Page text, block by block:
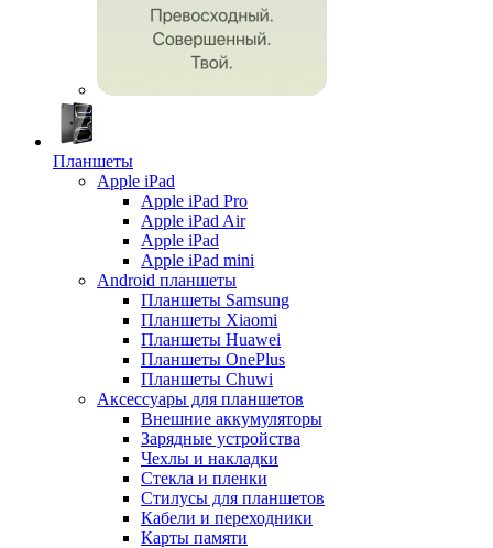
Планшеты
Apple iPad
Apple iPad Pro
Apple iPad Air
Apple iPad
Apple iPad mini
Android планшеты
Планшеты Samsung
Планшеты Xiaomi
Планшеты Huawei
Планшеты OnePlus
Планшеты Chuwi
Аксессуары для планшетов
Внешние аккумуляторы
Зарядные устройства
Чехлы и накладки
Стекла и пленки
Стилусы для планшетов
Кабели и переходники
Карты памяти